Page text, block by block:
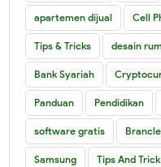
apartemen dijual Cell
Tips & Tricks desain
Bank Syariah
Panduan Pendidikan
software gratis
Samsung Tips And Trick